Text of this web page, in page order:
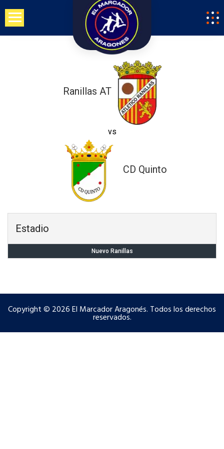
Saltar
contenido
Ranillas AT
vs
CD Quinto
Estadio
Nuevo Ranillas
Copyright © 2026 El Marcador Aragonés. Todos los derechos
reservados.